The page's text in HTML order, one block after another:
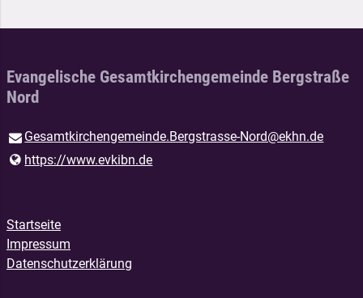
Evangelische Gesamtkirchengemeinde Bergstraße
Nord
Gesamtkirchengemeinde.​Bergstrasse-Nord@​ekhn.​de
https://www.​evkibn.​de
Startseite
Impressum
Datenschutzerklärung